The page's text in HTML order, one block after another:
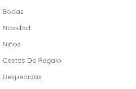
Bodas
Navidad
Niños
Cestas De Regalo
Despedidas